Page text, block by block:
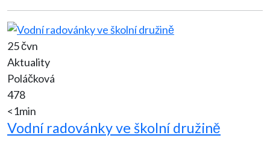
25 čvn
Aktuality
Poláčková
478
<1min
Vodní radovánky ve školní družině